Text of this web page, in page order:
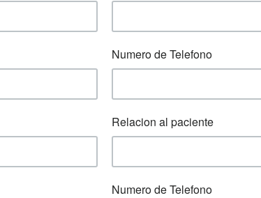
Numero de Telefono
Relacion al paciente
Numero de Telefono